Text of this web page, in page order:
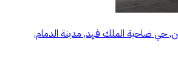
حي ضاحية الملك فهد, مدينة الدمام,